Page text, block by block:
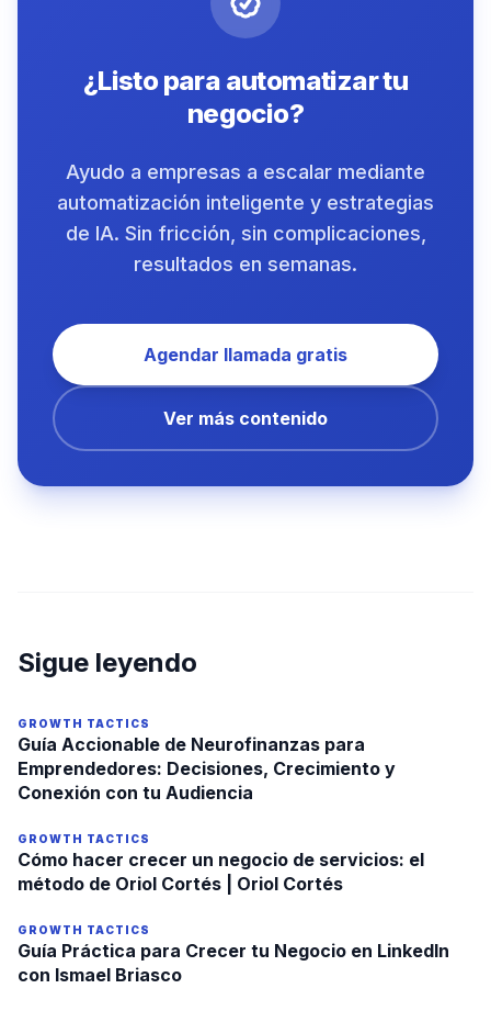
¿Listo para automatizar tu
negocio?
Ayudo a empresas a escalar mediante
automatización inteligente y estrategias
de IA. Sin fricción, sin complicaciones,
resultados en semanas.
Agendar llamada gratis
Ver más contenido
Sigue leyendo
GROWTH TACTICS
Guía Accionable de Neurofinanzas para
Emprendedores: Decisiones, Crecimiento y
Conexión con tu Audiencia
GROWTH TACTICS
Cómo hacer crecer un negocio de servicios: el
método de Oriol Cortés | Oriol Cortés
GROWTH TACTICS
Guía Práctica para Crecer tu Negocio en LinkedIn
con Ismael Briasco